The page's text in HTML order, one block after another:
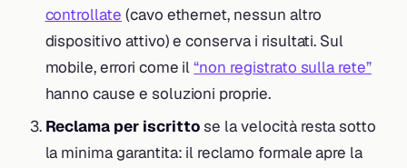
controllate (cavo ethernet, nessun altro
dispositivo attivo) e conserva i risultati. Sul
mobile, errori come il“non registrato sulla rete”
hanno cause e soluzioni proprie.
Reclama per iscrittose la velocità resta sotto
la minima garantita: il reclamo formale apre la